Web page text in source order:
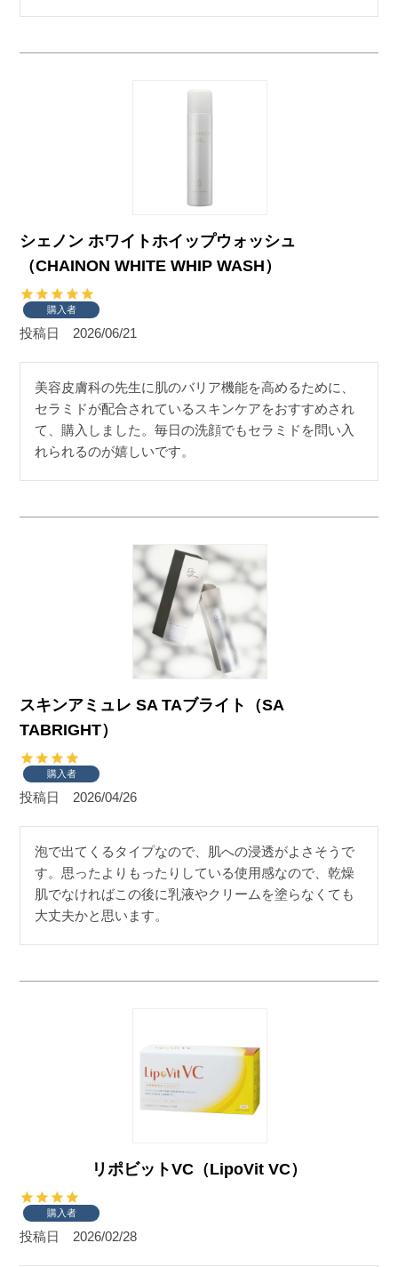
シェノン ホワイトホイップウォッシュ
（CHAINON WHITE WHIP WASH）
購入者
投稿日 2026/06/21
美容皮膚科の先生に肌のバリア機能を高めるために、
セラミドが配合されているスキンケアをおすすめされ
て、購入しました。毎日の洗顔でもセラミドを問い入
れられるのが嬉しいです。
スキンアミュレ SA TAブライト（SA
TABRIGHT）
購入者
投稿日 2026/04/26
泡で出てくるタイプなので、肌への浸透がよさそうで
す。思ったよりもったりしている使用感なので、乾燥
肌でなければこの後に乳液やクリームを塗らなくても
大丈夫かと思います。
リポビットVC（LipoVit VC）
購入者
投稿日 2026/02/28